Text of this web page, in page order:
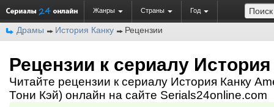
Драмы История Канку Рецензии
Жанры Страны Год
Рецензии к сериалу
Читайте рецензии к сериалу История Канку
Тони Кэй) онлайн на сайте Serials24online.com